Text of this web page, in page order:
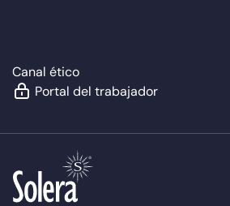
Canal ético
Portal del trabajador